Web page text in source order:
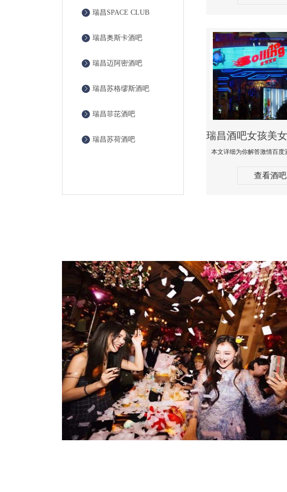
瑞昌SPACE CLUB
瑞昌奥斯卡酒吧
瑞昌迈阿密酒吧
瑞昌苏格缪斯酒吧
瑞昌菲芘酒吧
瑞昌苏荷酒吧
查看酒吧